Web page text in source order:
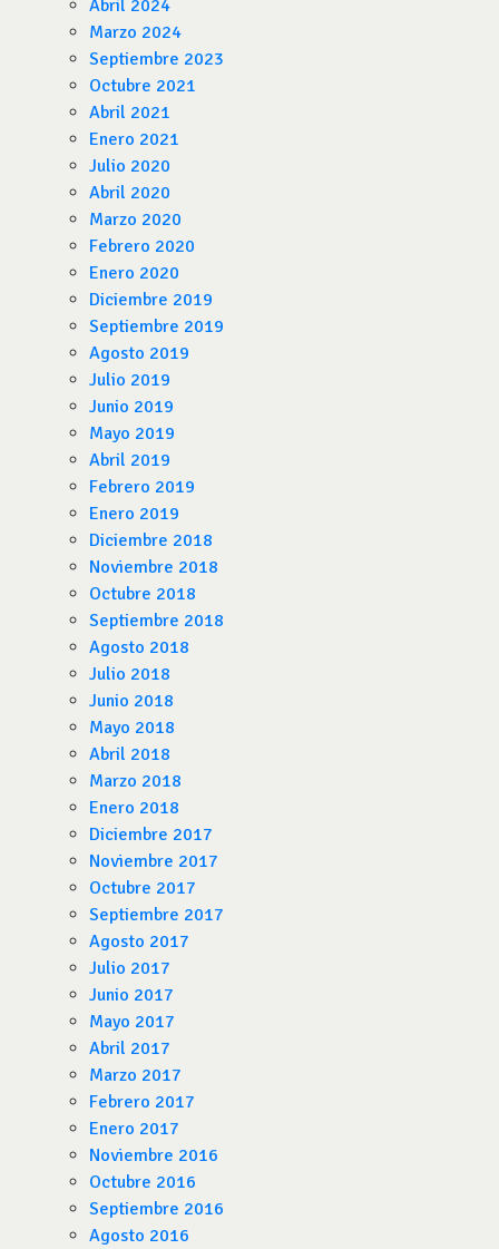
Abril 2024
Marzo 2024
Septiembre 2023
Octubre 2021
Abril 2021
Enero 2021
Julio 2020
Abril 2020
Marzo 2020
Febrero 2020
Enero 2020
Diciembre 2019
Septiembre 2019
Agosto 2019
Julio 2019
Junio 2019
Mayo 2019
Abril 2019
Febrero 2019
Enero 2019
Diciembre 2018
Noviembre 2018
Octubre 2018
Septiembre 2018
Agosto 2018
Julio 2018
Junio 2018
Mayo 2018
Abril 2018
Marzo 2018
Enero 2018
Diciembre 2017
Noviembre 2017
Octubre 2017
Septiembre 2017
Agosto 2017
Julio 2017
Junio 2017
Mayo 2017
Abril 2017
Marzo 2017
Febrero 2017
Enero 2017
Noviembre 2016
Octubre 2016
Septiembre 2016
Agosto 2016